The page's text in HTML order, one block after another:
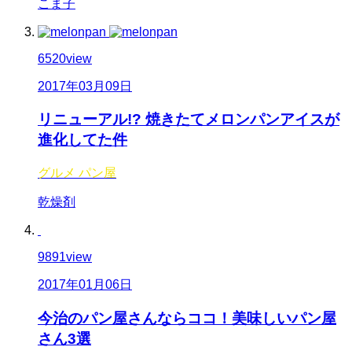
こま子
6520view
2017年03月09日
リニューアル!? 焼きたてメロンパンアイスが
進化してた件
グルメ パン屋
乾燥剤
9891view
2017年01月06日
今治のパン屋さんならココ！美味しいパン屋
さん3選